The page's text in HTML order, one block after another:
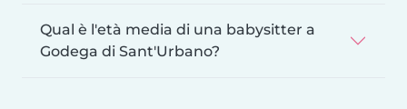
Qual è l'età media di una babysitter a
Godega di Sant'Urbano?